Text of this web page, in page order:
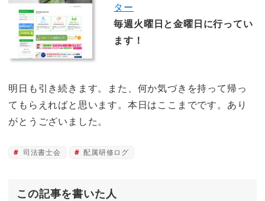
ター
毎週火曜日と金曜日に行ってい
ます！
明日も引き続きます。また、何か気づきを持って帰っ
てもらえればと思います。本日はここまでです。あり
がとうございました。
司法書士会 配属研修ログ
この記事を書いた人